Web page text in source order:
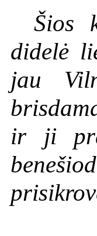
Šios
didelė
jau
ir ji